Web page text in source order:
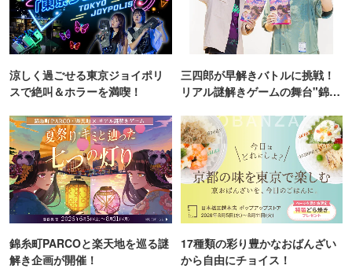
涼しく過ごせる東京ジョイポリ
スで絶叫＆ホラーを満喫！
三四郎が早解きバトルに挑戦！
リアル謎解きゲームの舞台"錦糸
錦糸町PARCOと楽天地を巡る謎
解き企画が開催！
17種類の彩り豊かなおばんざい
から自由にチョイス！